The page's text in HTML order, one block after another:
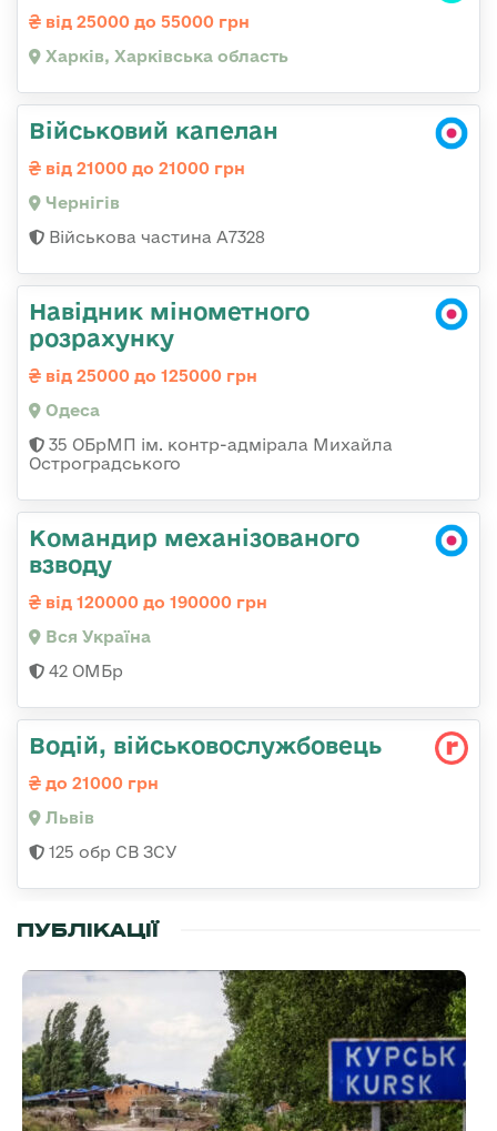
від 25000 до 55000 грн
Харків, Харківська область
Військовий капелан
від 21000 до 21000 грн
Чернігів
Військова частина А7328
Навідник мінометного
розрахунку
від 25000 до 125000 грн
Одеса
35 ОБрМП ім. контр-адмірала Михайла
Остроградського
Командир механізованого
взводу
від 120000 до 190000 грн
Вся Україна
42 ОМБр
Водій, військовослужбовець
до 21000 грн
Львів
125 обр СВ ЗСУ
ПУБЛІКАЦІЇ